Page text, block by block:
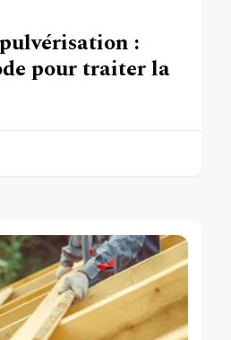
:
pour traiter la